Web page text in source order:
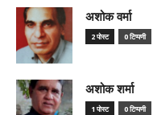
अशोक वर्मा
2 पोस्ट 0 टिप्पणी
अशोक शर्मा
1 पोस्ट 0 टिप्पणी